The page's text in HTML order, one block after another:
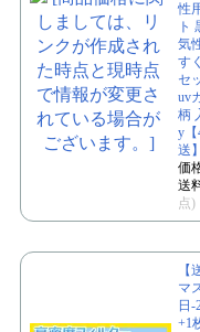
性
ト
気
す
セ
uv
柄
y【
送】
価
送
点)
【
マ
日-
+1